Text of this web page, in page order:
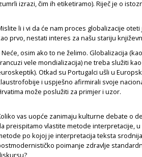
izrazi, čim ih etiketiramo). Riječ je o
li i vi da će nam proces globalizacije
prvo, nestati interes za našu stariju
Neće, osim ako to ne želimo. Globalizacija
vele mondializacija) ne treba služiti
Otkad su Portugalci ušli u
i uspješno afirmirali svoje
može poslužiti za primjer i uzor.
vas uopće zanimaju kulturne debate o
preispitamo vlastite metode interpretacije,
po kojoj je interpretacija teksta
poimanje zdravlje